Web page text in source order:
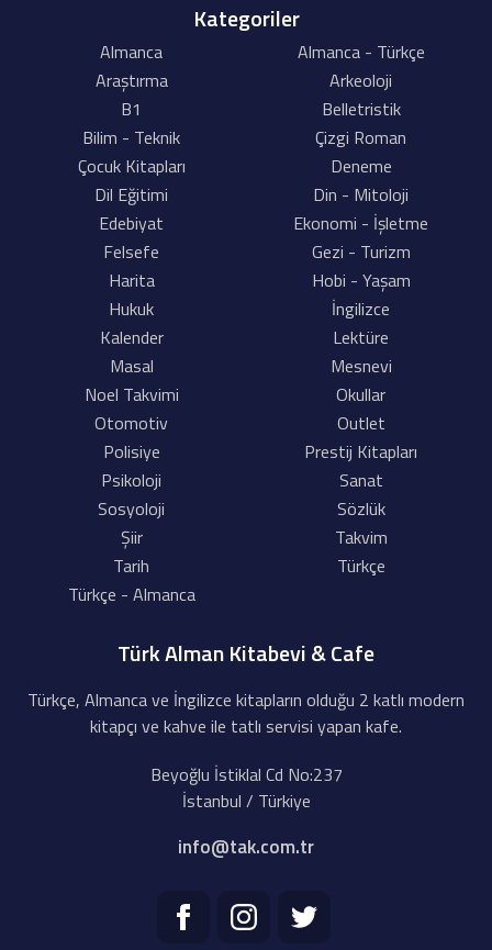
Kategoriler
Almanca
Almanca - Türkçe
Araştırma
Arkeoloji
B1
Belletristik
Bilim - Teknik
Çizgi Roman
Çocuk Kitapları
Deneme
Dil Eğitimi
Din - Mitoloji
Edebiyat
Ekonomi - İşletme
Felsefe
Gezi - Turizm
Harita
Hobi - Yaşam
Hukuk
İngilizce
Kalender
Lektüre
Masal
Mesnevi
Noel Takvimi
Okullar
Otomotiv
Outlet
Polisiye
Prestij Kitapları
Psikoloji
Sanat
Sosyoloji
Sözlük
Şiir
Takvim
Tarih
Türkçe
Türkçe - Almanca
Türk Alman Kitabevi & Cafe
Türkçe, Almanca ve İngilizce kitapların olduğu 2 katlı modern
kitapçı ve kahve ile tatlı servisi yapan kafe.
Beyoğlu İstiklal Cd No:237
İstanbul / Türkiye
info@tak.com.tr